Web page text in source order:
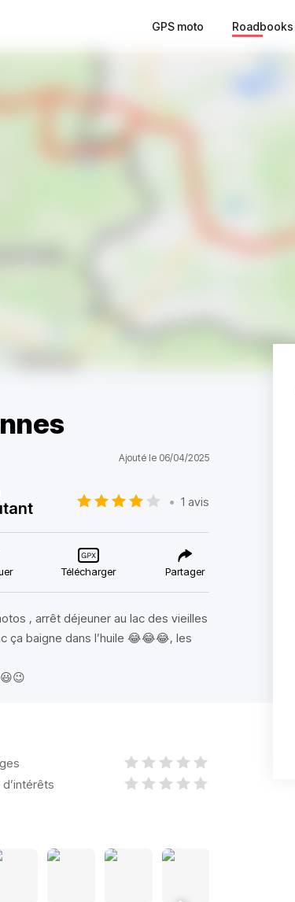
GPS moto Roadbooks
Ajouté le 06/04/2025
• 1 avis
Télécharger Partager
, arrêt déjeuner au lac des vieilles
ça baigne dans l’huile 😂😂😂, les